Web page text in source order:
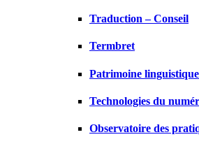
Traduction – Conseil
Termbret
Patrimoine
Technologies du
Observatoire des